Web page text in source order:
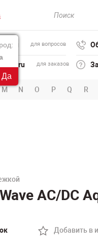
Да
для вопросов
для заказов
M N O P Q R
AC/DC
Добавить в